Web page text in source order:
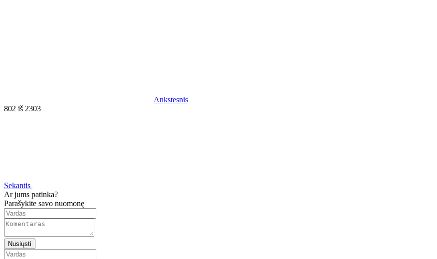
Ankstesnis
802 iš 2303
Sekantis
Ar jums patinka?
Parašykite savo nuomonę
Nusiųsti